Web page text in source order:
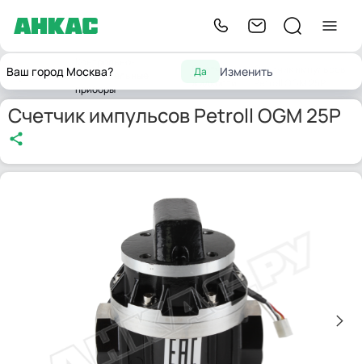
Ваш город Москва? Да Изменить
Главнаяизмерительные
приборы
Счетчики
Счетчик импульсов
Счетчик импульсов Petroll OGM 25P